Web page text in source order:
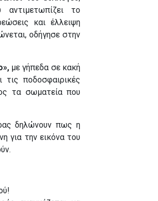
το
και έλλειψη
οδήγησε στην
με γήπεδα σε κακή
ποδοσφαιρικές
τα σωματεία που
δηλώνουν πως η
για την εικόνα του